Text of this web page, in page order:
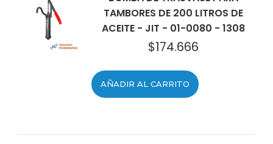
TAMBORES DE 200 LITROS DE
ACEITE - JIT - 01-0080 - 1308
$174.666
AÑADIR AL CARRITO